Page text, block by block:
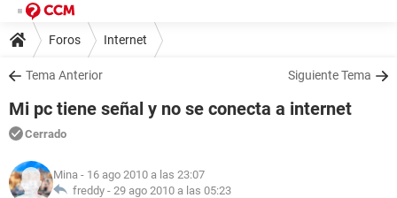
Foros Internet
Tema Anterior Siguiente Tema
Mi pc tiene señal y no se conecta a internet
Cerrado
Mina - 16 ago 2010 a las 23:07
freddy - 29 ago 2010 a las 05:23